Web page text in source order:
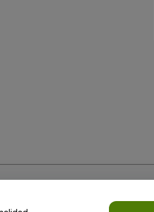
y de laPolítica